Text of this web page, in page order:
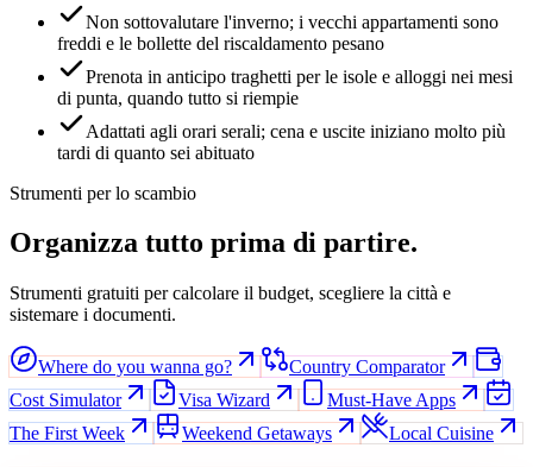
Non sottovalutare l'inverno; i vecchi appartamenti sono
freddi e le bollette del riscaldamento pesano
Prenota in anticipo traghetti per le isole e alloggi nei mesi
di punta, quando tutto si riempie
Adattati agli orari serali; cena e uscite iniziano molto più
tardi di quanto sei abituato
Strumenti per lo scambio
Organizza tutto prima di partire.
Strumenti gratuiti per calcolare il budget, scegliere la città e
sistemare i documenti.
Where do you wanna go?
Country Comparator
Cost Simulator
Visa Wizard
Must-Have Apps
The First Week
Weekend Getaways Local Cuisine